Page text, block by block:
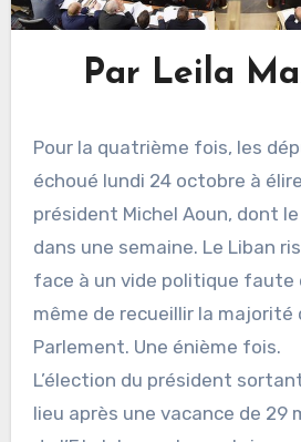
Par Leila
Pour la quatrième fois, les
échoué lundi 24 octobre à
président Michel Aoun, dont
dans une semaine. Le Liban
face à un vide politique faute
même de recueillir la majorité
Parlement. Une énième fois.
L’élection du président
lieu après une vacance de 29